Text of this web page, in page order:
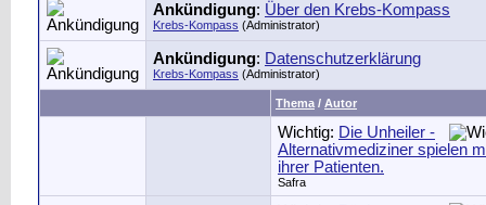
Ankündigung: Über den Krebs-Kompass
Krebs-Kompass (Administrator)
Ankündigung: Datenschutzerklärung
Krebs-Kompass (Administrator)
Thema / Autor
Wichtig: Die Unheiler -
Alternativmediziner spielen
ihrer Patienten.
Safra